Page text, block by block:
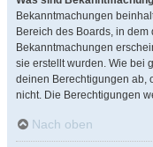
Bekanntmachungen
Bereich des Boards, in
Bekanntmachungen
sie erstellt wurden. Wie bei
deinen Berechtigungen ab,
nicht. Die Berechtigungen
Nach oben